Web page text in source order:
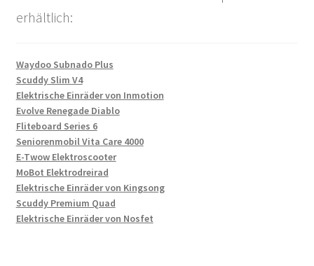
erhältlich:
Waydoo Subnado Plus
Scuddy Slim V4
Elektrische Einräder von Inmotion
Evolve Renegade Diablo
Fliteboard Series 6
Seniorenmobil Vita Care 4000
E-Twow Elektroscooter
MoBot Elektrodreirad
Elektrische Einräder von Kingsong
Scuddy Premium Quad
Elektrische Einräder von Nosfet